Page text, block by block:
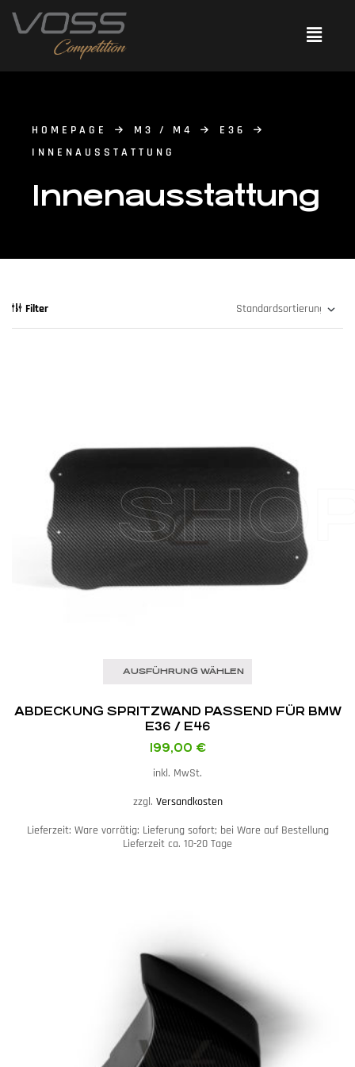
HOMEPAGE M3 / M4
E36
INNENAUSSTATTUNG
Innenausstattung
Filter
AUSFÜHRUNG WÄHLEN
ABDECKUNG SPRITZWAND PASSEND FÜR BMW
E36 / E46
199,00 €
inkl. MwSt.
zzgl. Versandkosten
Lieferzeit: Ware vorrätig: Lieferung sofort; bei Ware auf Bestellung
Lieferzeit ca. 10-20 Tage